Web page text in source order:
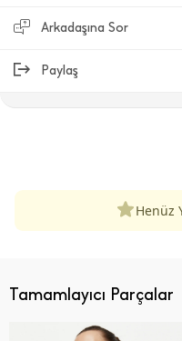
Arkadaşına Sor
Paylaş
Henüz
Tamamlayıcı Parçalar